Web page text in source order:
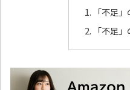
「不足
「不足